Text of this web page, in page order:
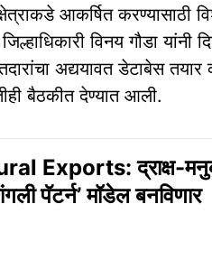
आकर्षित करण्यासाठी
विनय गौडा यांनी
अद्ययावत डेटाबेस
बैठकीत देण्यात आली.
Exports: द्राक्ष-
पॅटर्न’ मॉडेल बनविणार